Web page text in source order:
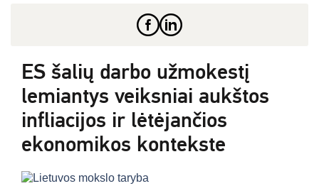
ES šalių darbo užmokestį
lemiantys veiksniai aukštos
infliacijos ir lėtėjančios
ekonomikos kontekste